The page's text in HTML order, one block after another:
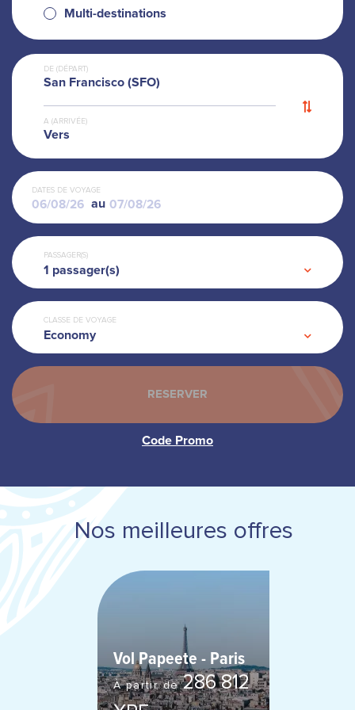
Multi-destinations
DE (DÉPART)
San Francisco (SFO)
A (ARRIVÉE)
Vers
DATES DE VOYAGE
au
PASSAGER(S)
1 passager(s)
CLASSE DE VOYAGE
Economy
Nos meilleures offres
Vol Papeete - Paris
À partir de286 812